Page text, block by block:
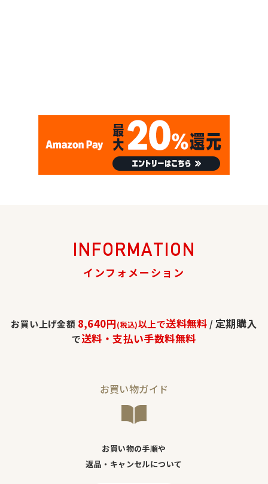
INFORMATION
インフォメーション
お買い上げ金額 8,640円(税込)以上で送料無料 /定期購入
で送料・支払い手数料無料
お買い物ガイド
お買い物の手順や
返品・キャンセルについて